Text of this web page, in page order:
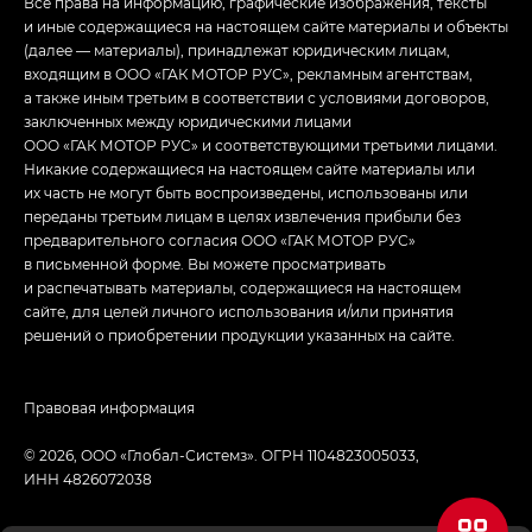
и иные содержащиеся на настоящем сайте материалы и объекты
(далее — материалы), принадлежат юридическим лицам,
входящим в ООО «ГАК МОТОР РУС», рекламным агентствам,
а также иным третьим в соответствии с условиями договоров,
заключенных между юридическими лицами
ООО «ГАК МОТОР РУС» и соответствующими третьими лицами.
Никакие содержащиеся на настоящем сайте материалы или
их часть не могут быть воспроизведены, использованы или
переданы третьим лицам в целях извлечения прибыли без
предварительного согласия ООО «ГАК МОТОР РУС»
в письменной форме. Вы можете просматривать
и распечатывать материалы, содержащиеся на настоящем
сайте, для целей личного использования и/или принятия
решений о приобретении продукции указанных на сайте.
© 2026, ООО «‎Глобал-Системз». ОГРН 1104823005033,
ИНН 4826072038
Правовая информация